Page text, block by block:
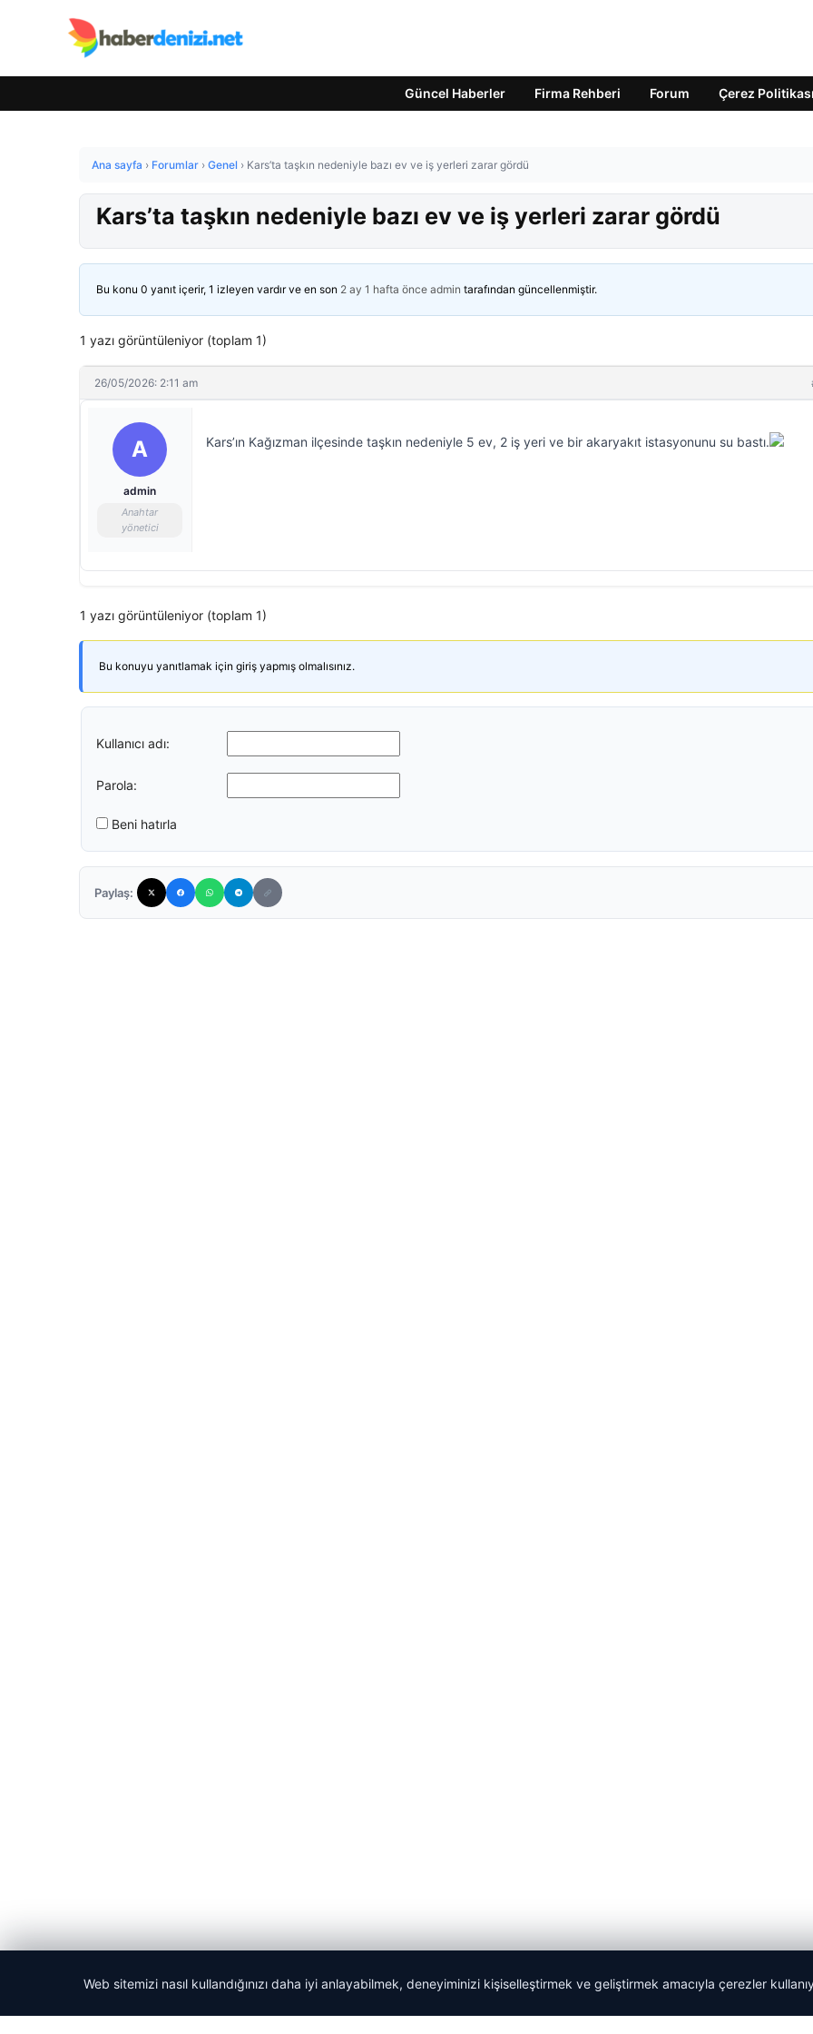
Güncel Haberler Firma Rehberi Forum Çerez Politikası
Ana sayfa › Forumlar › Genel › Kars’ta taşkın nedeniyle bazı ev ve iş yerleri zarar gördü
Kars’ta taşkın nedeniyle bazı ev ve iş yerleri zarar gördü
Bu konu 0 yanıt içerir, 1 izleyen vardır ve en son 2 ay 1 hafta önce admin tarafından güncellenmiştir.
1 yazı görüntüleniyor (toplam 1)
26/05/2026: 2:11 am
A
admin
Anahtar
yönetici
Kars’ın Kağızman ilçesinde taşkın nedeniyle 5 ev, 2 iş yeri ve bir akaryakıt istasyonunu su bastı.
1 yazı görüntüleniyor (toplam 1)
Bu konuyu yanıtlamak için giriş yapmış olmalısınız.
Kullanıcı adı:
Parola:
Beni hatırla
Paylaş:
Web sitemizi nasıl kullandığınızı daha iyi anlayabilmek, deneyiminizi kişiselleştirmek ve geliştirmek amacıyla çerezler